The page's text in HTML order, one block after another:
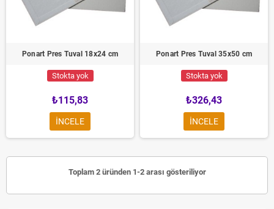
Ponart Pres Tuval 18x24 cm
Stokta yok
₺115,83
INCELE
Ponart Pres Tuval 35x50 cm
Stokta yok
₺326,43
INCELE
Toplam 2 üründen 1-2 arası gösteriliyor